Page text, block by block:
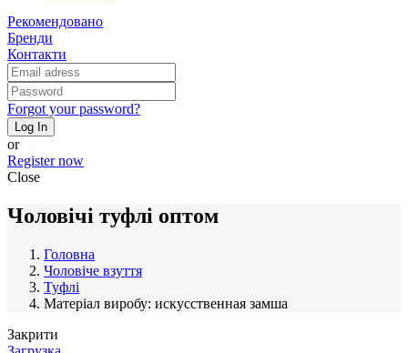
Рекомендовано
Бренди
Контакти
Forgot your password?
Log In
or
Register now
Close
Чоловічі туфлі оптом
Головна
Чоловіче взуття
Туфлі
Матеріал виробу: искусственная замша
Закрити